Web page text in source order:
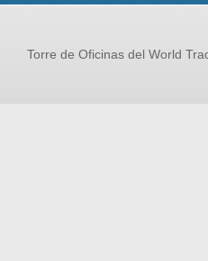
Torre de Oficinas del World